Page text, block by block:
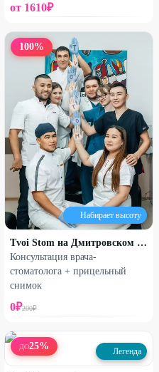
от 1610₽
100%
Набирает высоту
Tvoi Stom на Дмитровском шоссе
Консультация врача-
стоматолога + прицельный
снимок
0₽200₽
ДО25% Легенда